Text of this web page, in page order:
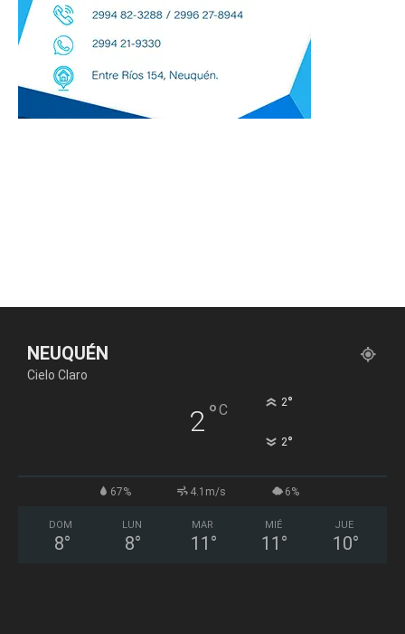
NEUQUÉN
Cielo Claro
2°C 2°
2°
67% 4.1m/s 6%
DOM
8°
LUN
8°
MAR
11 °
MIÉ
11 °
JUE
10°